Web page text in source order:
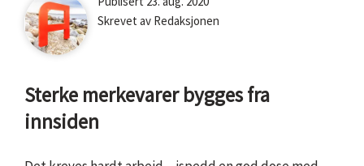
av
ansatt
Redaksjonen
Skrevet av Redaksjonen
Sterke merkevarer bygges fra
innsiden